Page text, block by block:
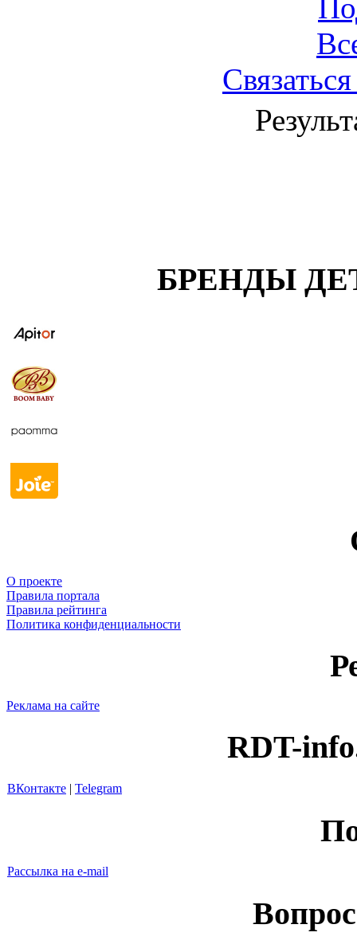
БРЕНДЫ
О проекте
Правила портала
Правила рейтинга
Политика конфиденциальности
Реклама на сайте
RDT-
ВКонтакте | Telegram
Рассылка на e-mail